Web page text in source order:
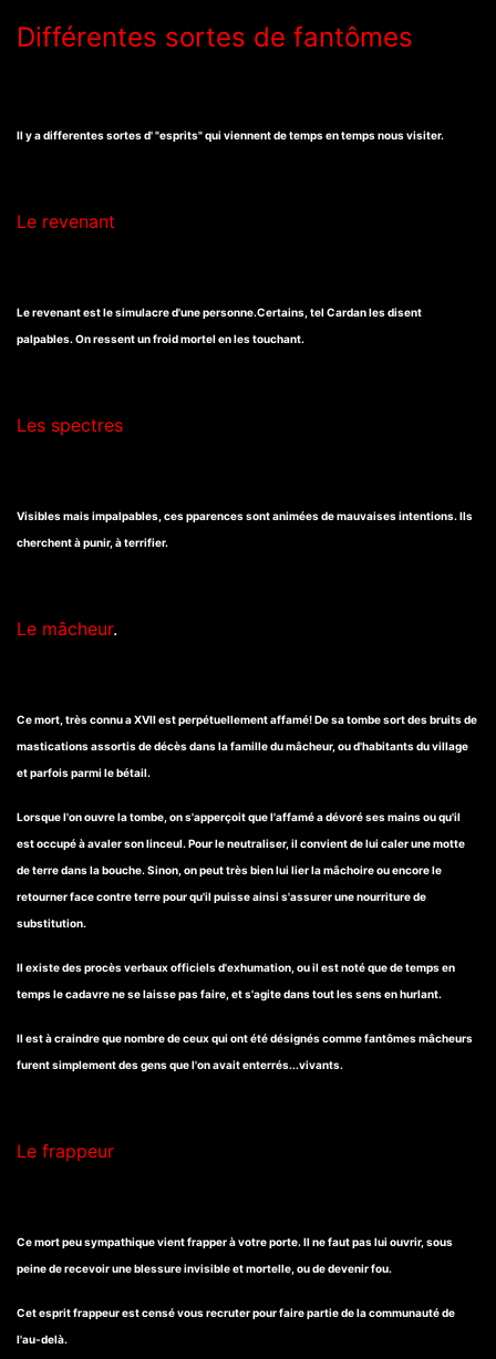
Différentes sortes de fantômes
Il y a differentes sortes d' "esprits" qui viennent de temps en temps nous visiter.
Le revenant
Le revenant est le simulacre d'une personne.Certains, tel Cardan les disent
palpables. On ressent un froid mortel en les touchant.
Les spectres
Visibles mais impalpables, ces pparences sont animées de mauvaises intentions. Ils
cherchent à punir, à terrifier.
Le mâcheur.
Ce mort, très connu a XVII est perpétuellement affamé! De sa tombe sort des bruits de
mastications assortis de décès dans la famille du mâcheur, ou d'habitants du village
et parfois parmi le bétail.
Lorsque l'on ouvre la tombe, on s'apperçoit que l'affamé a dévoré ses mains ou qu'il
est occupé à avaler son linceul. Pour le neutraliser, il convient de lui caler une motte
de terre dans la bouche. Sinon, on peut très bien lui lier la mâchoire ou encore le
retourner face contre terre pour qu'il puisse ainsi s'assurer une nourriture de
substitution.
Il existe des procès verbaux officiels d'exhumation, ou il est noté que de temps en
temps le cadavre ne se laisse pas faire, et s'agite dans tout les sens en hurlant.
Il est à craindre que nombre de ceux qui ont été désignés comme fantômes mâcheurs
furent simplement des gens que l'on avait enterrés...vivants.
Le frappeur
Ce mort peu sympathique vient frapper à votre porte. Il ne faut pas lui ouvrir, sous
peine de recevoir une blessure invisible et mortelle, ou de devenir fou.
Cet esprit frappeur est censé vous recruter pour faire partie de la communauté de
l'au-delà.